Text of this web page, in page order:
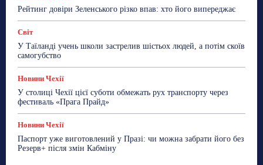
Рейтинг довіри Зеленського різко впав: хто його випереджає
Світ
У Таїланді учень школи застрелив шістьох людей, а потім скоїв
самогубство
Новини Чехії
У столиці Чехії цієї суботи обмежать рух транспорту через
фестиваль «Прага Прайд»
Новини Чехії
Паспорт уже виготовлений у Празі: чи можна забрати його без
Резерв+ після змін Кабміну